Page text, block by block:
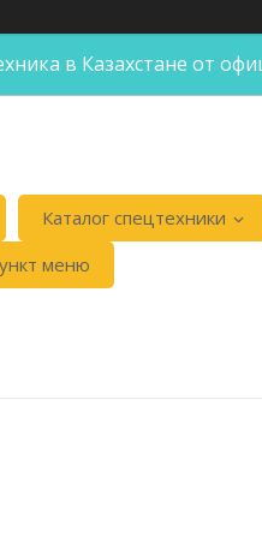
в Казахстане от
Каталог спецтехники
меню